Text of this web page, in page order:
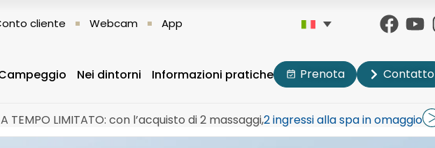
cliente Webcam App
Nei dintorni Informazioni pratiche Prenota Contatto
A TEMPO LIMITATO: con l’acquisto di 2 massaggi,2 ingressi alla spa in omaggio